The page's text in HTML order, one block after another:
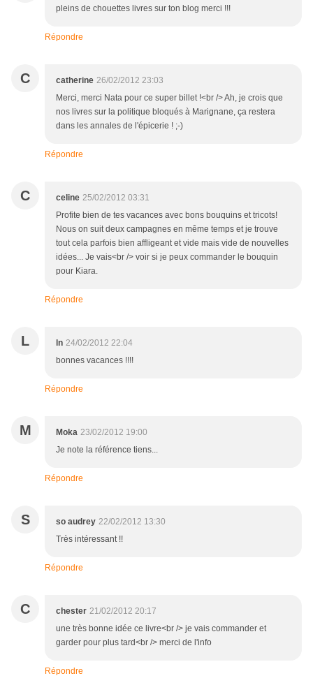
pleins de chouettes livres sur ton blog merci !!!
Répondre
C catherine 26/02/2012 23:03
Merci, merci Nata pour ce super billet !<br /> Ah, je crois que
nos livres sur la politique bloqués à Marignane, ça restera
dans les annales de l'épicerie ! ;-)
Répondre
C celine 25/02/2012 03:31
Profite bien de tes vacances avec bons bouquins et tricots!
Nous on suit deux campagnes en même temps et je trouve
tout cela parfois bien affligeant et vide mais vide de nouvelles
idées... Je vais<br /> voir si je peux commander le bouquin
pour Kiara.
Répondre
L ln 24/02/2012 22:04
bonnes vacances !!!!
Répondre
M Moka 23/02/2012 19:00
Je note la référence tiens...
Répondre
S so audrey 22/02/2012 13:30
Très intéressant !!
Répondre
C chester 21/02/2012 20:17
une très bonne idée ce livre<br /> je vais commander et
garder pour plus tard<br /> merci de l'info
Répondre